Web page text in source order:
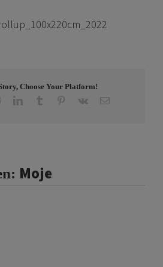
Choose Your Platform!
RedditLinkedInTumblr Pinterest
Vk E-
Moje